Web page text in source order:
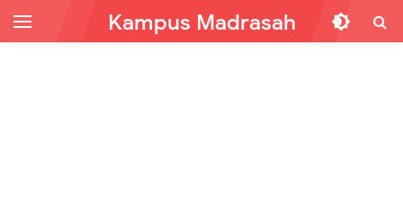
Kampus Madrasah